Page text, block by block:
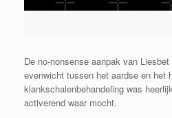
De no-nonsense aanpak van
evenwicht tussen het aardse en het
klankschalenbehandeling was
activerend waar mocht.